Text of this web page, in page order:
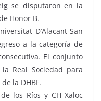
se disputaron en la
Honor B.
D’Alacant-San
a la categoría de
El conjunto
Real Sociedad para
la DHBF.
los Ríos y CH Xaloc